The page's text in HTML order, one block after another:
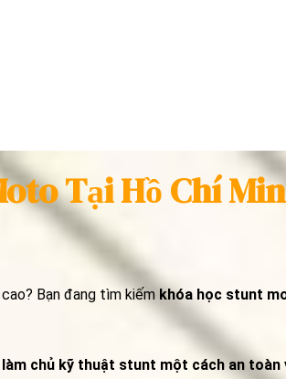
Tại Hồ Chí
Bạn đang tìm kiếm khóa học stunt
làm chủ kỹ thuật stunt một cách an toàn